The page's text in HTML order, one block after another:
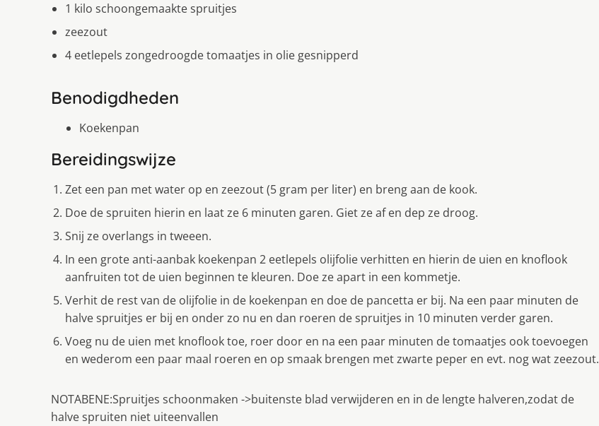
1 kilo schoongemaakte spruitjes
zeezout
4 eetlepels zongedroogde tomaatjes in olie gesnipperd
Benodigdheden
Koekenpan
Bereidingswijze
Zet een pan met water op en zeezout (5 gram per liter) en breng aan de kook.
Doe de spruiten hierin en laat ze 6 minuten garen. Giet ze af en dep ze droog.
Snij ze overlangs in tweeen.
In een grote anti-aanbak koekenpan 2 eetlepels olijfolie verhitten en hierin de uien en knoflook
aanfruiten tot de uien beginnen te kleuren. Doe ze apart in een kommetje.
Verhit de rest van de olijfolie in de koekenpan en doe de pancetta er bij. Na een paar minuten de
halve spruitjes er bij en onder zo nu en dan roeren de spruitjes in 10 minuten verder garen.
Voeg nu de uien met knoflook toe, roer door en na een paar minuten de tomaatjes ook toevoegen
en wederom een paar maal roeren en op smaak brengen met zwarte peper en evt. nog wat zeezout.
NOTABENE:Spruitjes schoonmaken ->buitenste blad verwijderen en in de lengte halveren,zodat de
halve spruiten niet uiteenvallen